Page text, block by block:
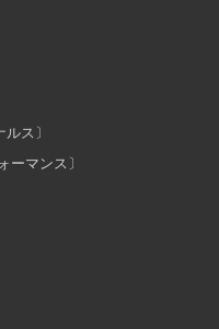
ス〕
ーマンス〕